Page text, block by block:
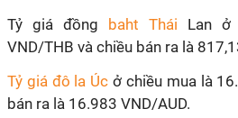
Tỷ giá đồng baht Thái Lan ở
VND/THB và chiều bán ra là
Tỷ giá đô la Úc ở chiều mua là
bán ra là 16.983 VND/AUD.